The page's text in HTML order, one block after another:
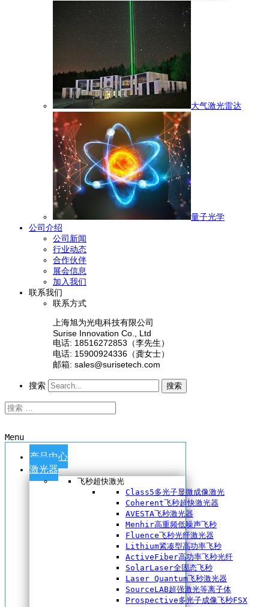
大气激光雷达
量子光学
公司介绍
公司新闻
行业动态
合作伙伴
展会信息
加入我们
联系我们
联系方式
上海旭为光电科技有限公司
Surise Innovation Co., Ltd
电话: 18516272853（李先生）
电话: 15900924336（龚女士）
邮箱: sales@surisetech.com
搜索 搜索
Menu
产品中心
激光器
飞秒超快激光
Class5多光子显微成像激光
Coherent飞秒超快激光器
AVESTA飞秒激光器
Menhir高重频低噪声飞秒
Fluence飞秒光纤激光器
Lithium紧凑型高功率飞秒
ActiveFiber高功率飞秒光纤
SolarLaser全固态飞秒
Laser Quantum飞秒激光器
SourceLAB超强激光等离子体
Prospective多光子成像飞秒FSX